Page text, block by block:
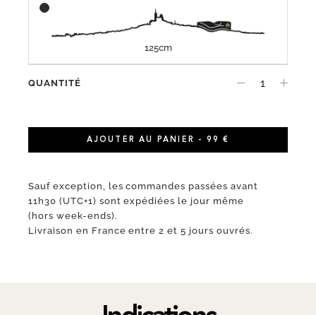
125cm
QUANTITÉ
AJOUTER AU PANIER - 99 €
Sauf exception, les commandes passées avant
11h30 (UTC+1) sont expédiées le jour même
(hors week-ends).
Livraison en France entre 2 et 5 jours ouvrés.